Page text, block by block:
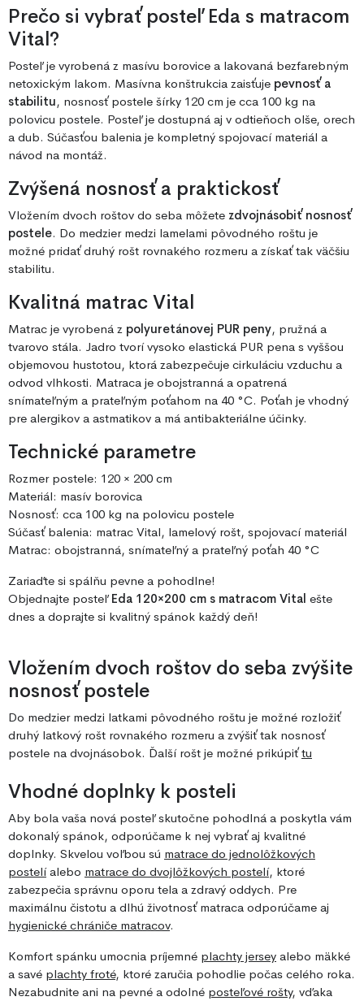
Prečo si vybrať posteľ Eda s matracom
Vital?
Posteľ je vyrobená z masívu borovice a lakovaná bezfarebným
netoxickým lakom. Masívna konštrukcia zaisťuje pevnosť a
stabilitu, nosnosť postele šírky 120 cm je cca 100 kg na
polovicu postele. Posteľ je dostupná aj v odtieňoch olše, orech
a dub. Súčasťou balenia je kompletný spojovací materiál a
návod na montáž.
Zvýšená nosnosť a praktickosť
Vložením dvoch roštov do seba môžete zdvojnásobiť nosnosť
postele. Do medzier medzi lamelami pôvodného roštu je
možné pridať druhý rošt rovnakého rozmeru a získať tak väčšiu
stabilitu.
Kvalitná matrac Vital
Matrac je vyrobená z polyuretánovej PUR peny, pružná a
tvarovo stála. Jadro tvorí vysoko elastická PUR pena s vyššou
objemovou hustotou, ktorá zabezpečuje cirkuláciu vzduchu a
odvod vlhkosti. Matraca je obojstranná a opatrená
snímateľným a prateľným poťahom na 40 °C. Poťah je vhodný
pre alergikov a astmatikov a má antibakteriálne účinky.
Technické parametre
Rozmer postele: 120 × 200 cm
Materiál: masív borovica
Nosnosť: cca 100 kg na polovicu postele
Súčasť balenia: matrac Vital, lamelový rošt, spojovací materiál
Matrac: obojstranná, snímateľný a prateľný poťah 40 °C
Zariaďte si spálňu pevne a pohodlne!
Objednajte posteľ Eda 120×200 cm s matracom Vital ešte
dnes a doprajte si kvalitný spánok každý deň!
Vložením dvoch roštov do seba zvýšite
nosnosť postele
Do medzier medzi latkami pôvodného roštu je možné rozložiť
druhý latkový rošt rovnakého rozmeru a zvýšiť tak nosnosť
postele na dvojnásobok. Ďalší rošt je možné prikúpiťtu
Vhodné doplnky k posteli
Aby bola vaša nová posteľ skutočne pohodlná a poskytla vám
dokonalý spánok, odporúčame k nej vybrať aj kvalitné
doplnky. Skvelou voľbou sú matrace do jednolôžkových
postelíalebo matrace do dvojlôžkových postelí, ktoré
zabezpečia správnu oporu tela a zdravý oddych. Pre
maximálnu čistotu a dlhú životnosť matraca odporúčame aj
hygienické chrániče matracov.
Komfort spánku umocnia príjemné plachty jersey alebo mäkké
a savé plachty froté, ktoré zaručia pohodlie počas celého roka.
Nezabudnite ani na pevné a odolné posteľové rošty, vďaka